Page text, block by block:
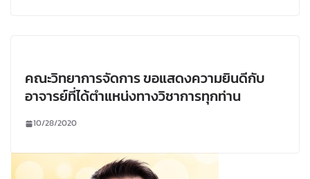
คณะวิทยาการจัดการ ขอแสดงความยินดีกับ
อาจารย์ที่ได้ตำแหน่งทางวิชาการทุกท่าน
10/28/2020